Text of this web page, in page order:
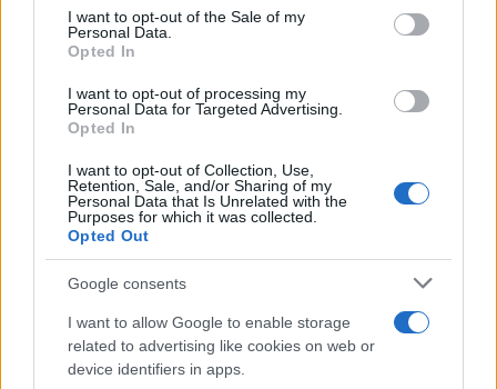
consent section.
I want to opt-out of the Sale of my
Personal Data.
Opted In
I want to opt-out of processing my
Personal Data for Targeted Advertising.
Opted In
I want to opt-out of Collection, Use,
Retention, Sale, and/or Sharing of my
Personal Data that Is Unrelated with the
Purposes for which it was collected.
Opted Out
Google consents
I want to allow Google to enable storage
related to advertising like cookies on web or
device identifiers in apps.
Descubre los secretos de los postres tradicionales
más irresistibles
POSTRES